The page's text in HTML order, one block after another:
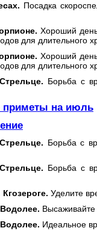
Посадка
Хороший
для длительного
Хороший
для длительного
Борьба с
приметы на июль
Борьба с
Борьба с
Уделите
Высаживайте
Идеальное